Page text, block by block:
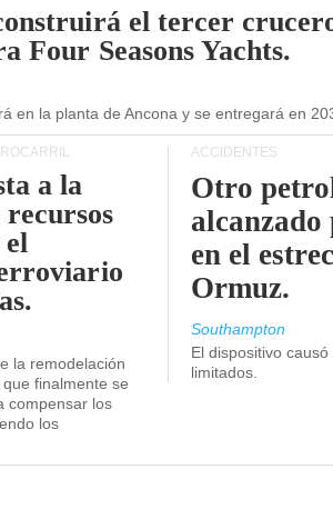
el tercer
Four Seasons Yachts.
en la planta de Ancona y se entregará en
a la
recursos
la remodelación
finalmente se
compensar los
los
ACCIDENTES
Otro
en el
Ormuz.
Southampton
El dispositivo
limitados.